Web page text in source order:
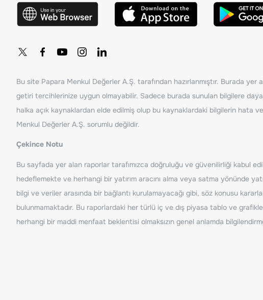
Bu site Papara Menkul Değerler A.Ş. tarafından hazırlanmıştır. Burada
getiri tercihlerinize uygun olmayabilir. Sadece burada sunulan bilgilere
halka açık kaynaklardan elde edilmiş olup bu kaynaklardaki bilgilerin hata
Menkul Değerler A.Ş. sorumlu değildir.
Çekince Notu
Bu sayfada yer alan raporlar tarafımızca doğruluğu ve güvenilirliği kabul
hedeflemekte ve herhangi bir yatırım aracını alma veya satma yönünde
bilgi ve veriler arasında bir bağlantı kurulamayacağı gibi, söz konusu
bulunmamaktadır. Bu raporlardaki her türlü iç ve dış piyasa tablo ve
herhangi bir maddi menfaat beklentisi olmaksızın genel anlamda